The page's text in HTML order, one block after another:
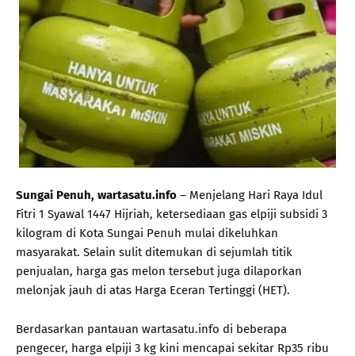
Sungai Penuh, wartasatu.info – Menjelang Hari Raya Idul
Fitri 1 Syawal 1447 Hijriah, ketersediaan gas elpiji subsidi 3
kilogram di Kota Sungai Penuh mulai dikeluhkan
masyarakat. Selain sulit ditemukan di sejumlah titik
penjualan, harga gas melon tersebut juga dilaporkan
melonjak jauh di atas Harga Eceran Tertinggi (HET).
Berdasarkan pantauan wartasatu.info di beberapa
pengecer, harga elpiji 3 kg kini mencapai sekitar Rp35 ribu